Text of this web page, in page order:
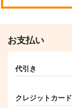
お支払い
代引き
クレジットカード